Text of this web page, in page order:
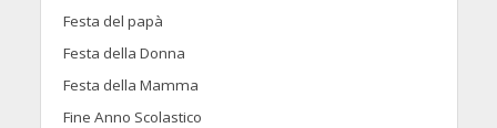
Festa del papà
Festa della Donna
Festa della Mamma
Fine Anno Scolastico